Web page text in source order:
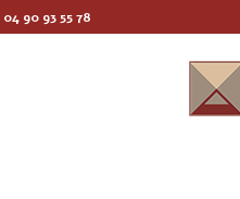
04 90 93 55 78